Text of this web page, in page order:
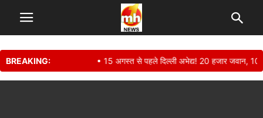
BREAKING: • 15 अगस्त से पहले दिल्ली अभेद्य! 20 हजार जवान,